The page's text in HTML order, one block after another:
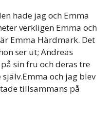
hade jag och Emma
verkligen Emma och
Emma Härdmark. Det
ser ut; Andreas
sin fru och deras tre
och jag blev
tillsammans på